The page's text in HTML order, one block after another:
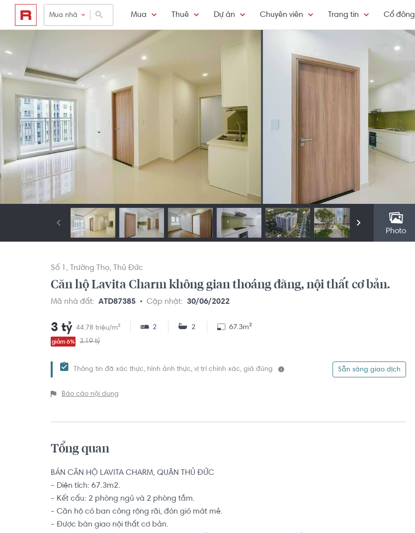
Mua nhà Mua Thuê Dự án Chuyên viên Trang tin Cổ đông
Photo
Số 1 Trường Thọ Thủ Đức
Căn hộ Lavita Charm không gian thoáng đãng, nội thất cơ bản.
Mã nhà đất: ATD87385 Cập nhật: 30/06/2022
3 tỷ 44.78 triệu/m²
giảm 6% 3.19 tỷ
2 2 67.3m²
Thông tin đã xác thực, hình ảnh thực, vị trí chính xác, giá đúng Sẵn sàng giao dịch
Báo cáo nội dung
Tổng quan
BÁN CĂN HỘ LAVITA CHARM, QUẬN THỦ ĐỨC
- Diện tích: 67.3m2.
- Kết cấu: 2 phòng ngủ và 2 phòng tắm.
- Căn hộ có ban công rộng rãi, đón gió mát mẻ.
- Được bàn giao nội thất cơ bản.